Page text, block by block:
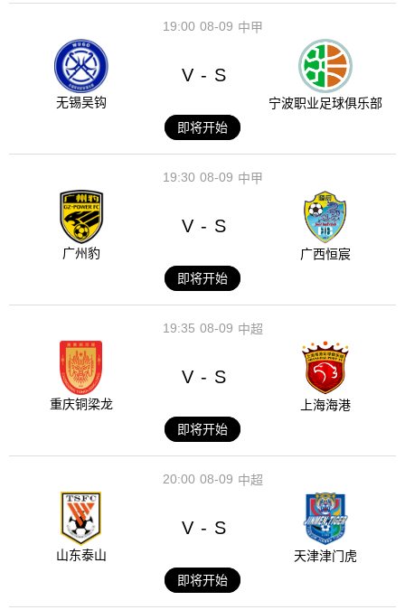
08-09
19:00 中甲
无锡吴钩
V - S
宁波职业足球俱乐部
即将开始
08-09
19:30 中甲
广州豹
V - S
广西恒宸
即将开始
08-09
19:35 中超
重庆铜梁龙
V - S
上海海港
即将开始
08-09
20:00 中超
山东泰山
V - S
天津津门虎
即将开始